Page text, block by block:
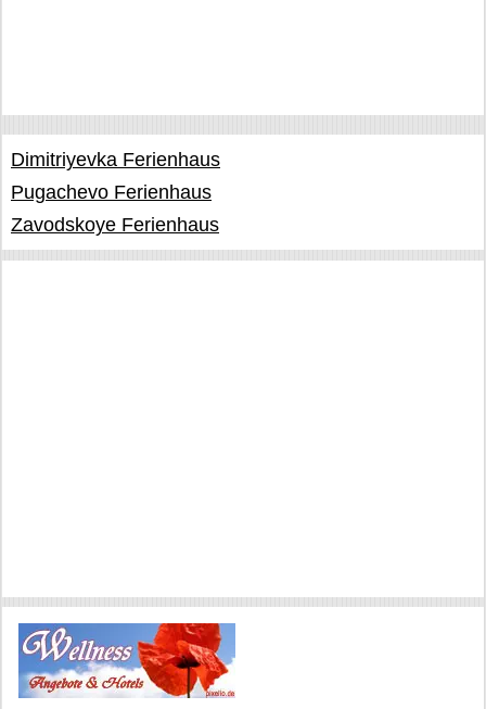
Dimitriyevka Ferienhaus
Pugachevo Ferienhaus
Zavodskoye Ferienhaus